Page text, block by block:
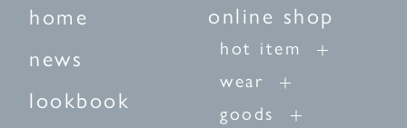
home
news
lookbook
online shop
hot item
wear
goods